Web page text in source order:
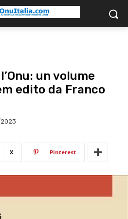
un volume
edito da Franco
X Pinterest